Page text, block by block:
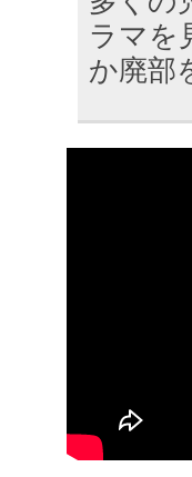
ラマを
か廃部